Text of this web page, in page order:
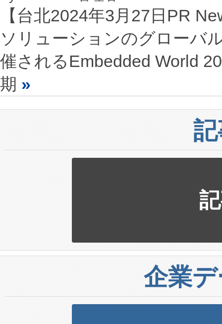
【台北2024年3月27日PR
ソリューションのグローバ
催されるEmbedded World
期 »
企業